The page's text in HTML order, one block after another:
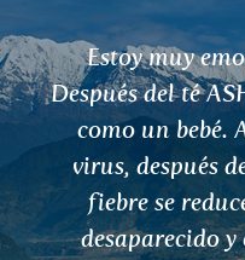
Hola, he estado
Ayurveda
ayudado con
generales
hormonales.
tés y